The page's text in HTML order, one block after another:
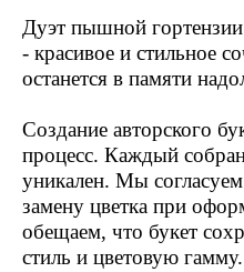
Дуэт пышной
- красивое и стильное
останется в памяти
Создание авторского
процесс. Каждый
уникален. Мы
замену цветка при
обещаем, что букет
стиль и цветовую гамму.